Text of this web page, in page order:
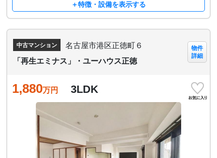
＋特徴・設備を表示する
中古マンション
名古屋市港区正徳町６
「再生エミナス」・ユーハウス正徳
物件
詳細
1,880万円 3LDK